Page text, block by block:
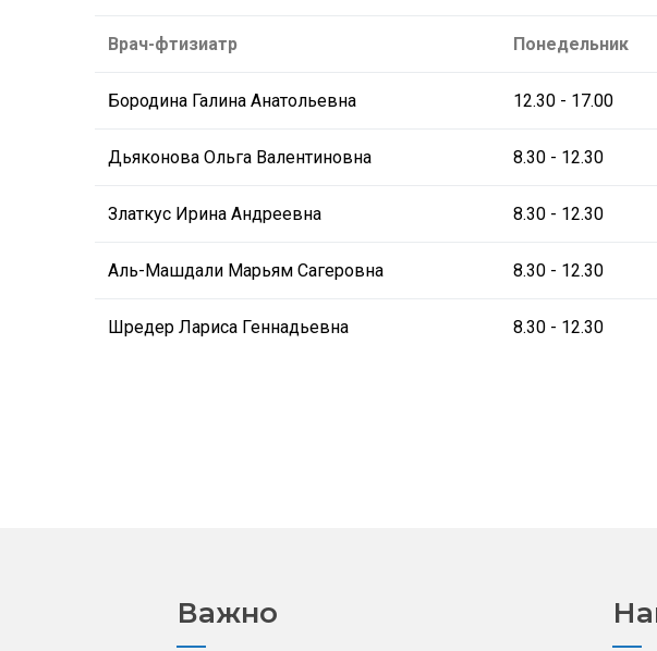
Врач-фтизиатр Понедельник
Бородина Галина Анатольевна 12.30 - 17.00
Дьяконова Ольга Валентиновна 8.30 - 12.30
Златкус Ирина Андреевна 8.30 - 12.30
Аль-Машдали Марьям Сагеровна 8.30 - 12.30
Шредер Лариса Геннадьевна 8.30 - 12.30
Важно